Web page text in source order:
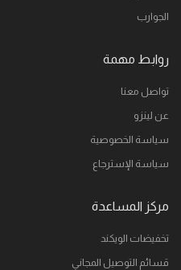
الجوارب
روابط مهمة
تواصل معنا
عن لينزو
سياسة الخصوصية
سياسة الإسترجاع
مركز المساعدة
تخفيضات الويكند
قسائم التوصيل المجاني